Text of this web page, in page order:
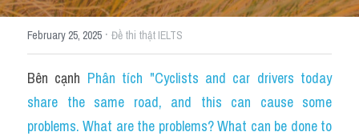
Section 2
Map
Transcript
Cam
February 25, 2025 · Đề thi thật IELTS
Bên cạnh Phân tích "Cyclists and car drivers today
share the same road, and this can cause some
problems. What are the problems? What can be done to